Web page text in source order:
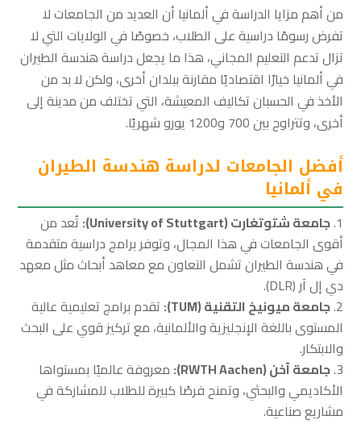
من أهم مزايا الدراسة في ألمانيا أن العديد من الجامعات لا
تفرض رسومًا دراسية على الطلاب، خصوصًا في الولايات التي لا
تزال تدعم التعليم المجاني، هذا ما يجعل دراسة هندسة الطيران
في ألمانيا خيارًا اقتصاديًا مقارنة ببلدان أخرى، ولكن لا بد من
الأخذ في الحسبان تكاليف المعيشة، التي تختلف من مدينة إلى
أخرى، وتتراوح بين 700 و1200 يورو شهريًا.
أفضل الجامعات لدراسة هندسة الطيران
في ألمانيا
جامعة شتوتغارت (University of Stuttgart):
تُعد من
أقوى الجامعات في هذا المجال، وتوفر برامج دراسية متقدمة
في هندسة الطيران تشمل التعاون مع معاهد أبحاث مثل معهد
دي إل آر (DLR).
جامعة ميونيخ التقنية (TUM):
تقدم برامج تعليمية عالية
المستوى باللغة الإنجليزية والألمانية، مع تركيز قوي على البحث
والابتكار.
جامعة آخن (RWTH Aachen):
معروفة عالميًا بمستواها
الأكاديمي والبحثي، وتمنح فرصًا كبيرة للطلاب للمشاركة في
مشاريع صناعية.